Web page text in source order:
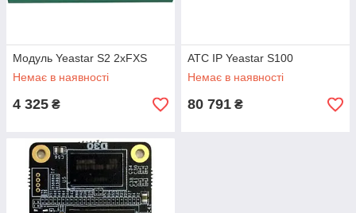
Модуль Yeastar S2 2xFXS
Немає в наявності
4 325 ₴
АТС IP Yeastar S100
Немає в наявності
80 791 ₴